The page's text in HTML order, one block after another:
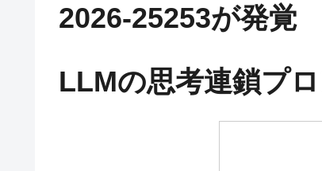
2026-25253が発覚
LLMの思考連鎖プ